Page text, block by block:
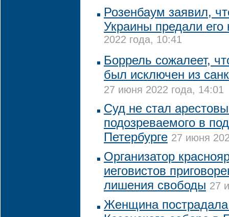
Розенбаум заявил,
Украины предали его
2022 года, 10:41
Боррель сожалеет,
был исключен из
27 июня 2022 года, 14:01
Суд не стал
подозреваемого в
Петербурге 27 июня
Организатор
иеговистов
лишения свободы 27
Женщина пострадала